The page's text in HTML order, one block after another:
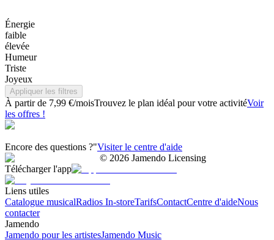
Énergie
faible
élevée
Humeur
Triste
Joyeux
Appliquer les filtres
À partir de 7,99 €/moisTrouvez le plan idéal pour votre activitéVoir
les offres !
Encore des questions ?"Visiter le centre d'aide
© 2026 Jamendo Licensing
Télécharger l'app
Liens utiles
Catalogue musicalRadios In-storeTarifsContactCentre d'aideNous
contacter
Jamendo
Jamendo pour les artistesJamendo Music